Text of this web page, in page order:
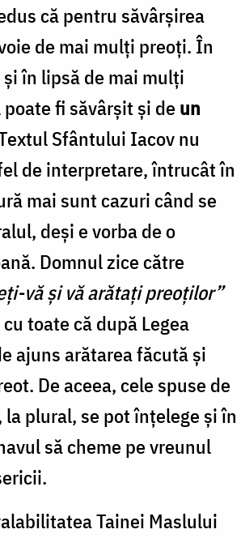
că pentru săvârșirea
de mai mulți preoți. În
și în lipsă de mai mulți
fi săvârșit și deun
Sfântului Iacov nu
de interpretare, întrucât în
mai sunt cazuri când se
deși e vorba de o
Domnul zice către
vă și vă arătați preoților”
toate că după Legea
ajuns arătarea făcută și
De aceea, cele spuse de
plural, se pot înțelege și în
să cheme pe vreunul
Tainei Maslului